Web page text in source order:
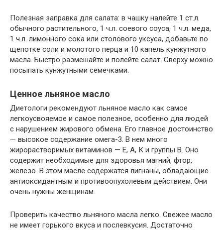
Полезная заправка для салата: в чашку налейте 1 ст.л.
обычного растительного, 1 ч.л. соевого соуса, 1 ч.л. меда,
1 ч.л. лимонного сока или столового уксуса, добавьте по
щепотке соли и молотого перца и 10 капель кунжутного
масла. Быстро размешайте и полейте салат. Сверху можно
посыпать кунжутными семечками.
Ценное льняное масло
Диетологи рекомендуют льняное масло как самое
легкоусвояемое и самое полезное, особенно для людей
с нарушением жирового обмена. Его главное достоинство
— высокое содержание омега-3. В нем много
жирорастворимых витаминов — Е, А, К и группы В. Оно
содержит необходимые для здоровья магний, фтор,
железо. В этом масле содержатся лигнаны, обладающие
антиоксидантным и противоопухолевым действием. Они
очень нужны женщинам.
Проверить качество льняного масла легко. Свежее масло
не имеет горького вкуса и послевкусия. Достаточно